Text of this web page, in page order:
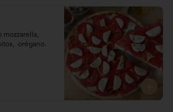
mozzarella,
orégano.